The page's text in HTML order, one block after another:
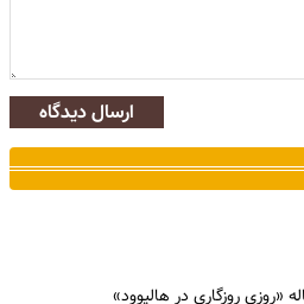
ارسال دیدگاه
«روزی روزگاری در هالیوود»